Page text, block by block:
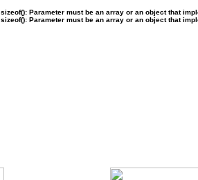
sizeof(): Parameter must be an array or an object that
sizeof(): Parameter must be an array or an object that